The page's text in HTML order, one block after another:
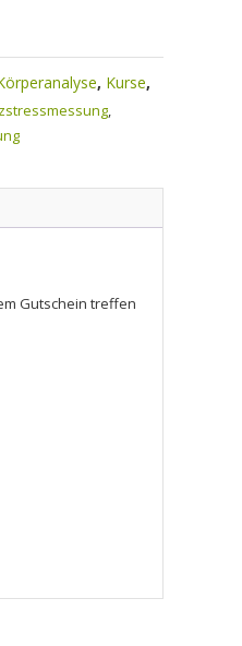
, Kurse,
,
Gutschein treffen